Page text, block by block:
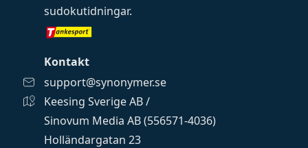
sudokutidningar.
Kontakt
support@synonymer.se
Keesing Sverige AB /
Sinovum Media AB (556571-4036)
Holländargatan 23